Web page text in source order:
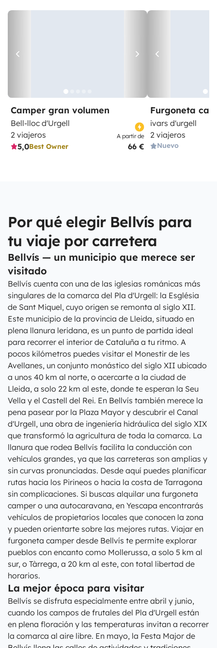
Camper gran volumen
Bell-lloc d'Urgell
2 viajeros
5,0Best Owner
A partir de
66 €
Furgoneta
ivars d'urgell
2 viajeros
Nuevo
Por qué elegir Bellvís para
tu viaje por carretera
Bellvís — un municipio que merece ser
visitado
Bellvís cuenta con una de las iglesias románicas más
singulares de la comarca del Pla d'Urgell: la Església
de Sant Miquel, cuyo origen se remonta al siglo XII.
Este municipio de la provincia de Lleida, situado en
plena llanura leridana, es un punto de partida ideal
para recorrer el interior de Cataluña a tu ritmo. A
pocos kilómetros puedes visitar el Monestir de les
Avellanes, un conjunto monástico del siglo XII ubicado
a unos 40 km al norte, o acercarte a la ciudad de
Lleida, a solo 22 km al este, donde te esperan la Seu
Vella y el Castell del Rei. En Bellvís también merece la
pena pasear por la Plaza Mayor y descubrir el Canal
d'Urgell, una obra de ingeniería hidráulica del siglo XIX
que transformó la agricultura de toda la comarca. La
llanura que rodea Bellvís facilita la conducción con
vehículos grandes, ya que las carreteras son amplias y
sin curvas pronunciadas. Desde aquí puedes planificar
rutas hacia los Pirineos o hacia la costa de Tarragona
sin complicaciones. Si buscas alquilar una furgoneta
camper o una autocaravana, en Yescapa encontrarás
vehículos de propietarios locales que conocen la zona
y pueden orientarte sobre las mejores rutas. Viajar en
furgoneta camper desde Bellvís te permite explorar
pueblos con encanto como Mollerussa, a solo 5 km al
sur, o Tàrrega, a 20 km al este, con total libertad de
horarios.
La mejor época para visitar
Bellvís se disfruta especialmente entre abril y junio,
cuando los campos de frutales del Pla d'Urgell están
en plena floración y las temperaturas invitan a recorrer
la comarca al aire libre. En mayo, la Festa Major de